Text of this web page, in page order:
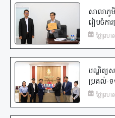
គ្នា» ស
អាជ្ញា
អាសនៈ)
សាលាភូមិ
រៀបចំកា
“វិវាទក្
ជំនាន់ទី
បណ្ឌិត្យស
ថ្ងៃព្រ
បណ្ឌិត្យស
ប្រគល់-
លោកជំទា
ថ្ងៃព្រ